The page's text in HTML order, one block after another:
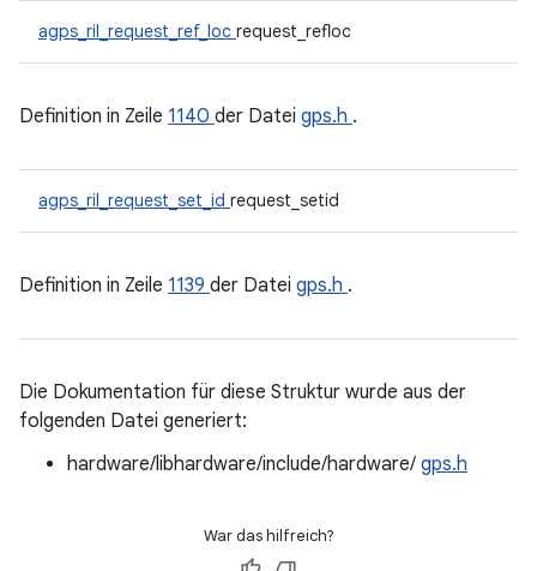
agps_ril_request_ref_loc request_refloc
Definition in Zeile 1140 der Datei gps.h .
agps_ril_request_set_id request_setid
Definition in Zeile 1139 der Datei gps.h .
Die Dokumentation für diese Struktur wurde aus der
folgenden Datei generiert:
hardware/libhardware/include/hardware/ gps.h
War das hilfreich?